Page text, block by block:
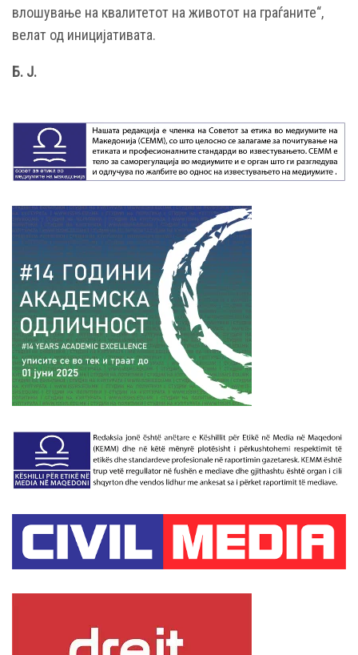
влошување на квалитетот на животот на граѓаните“,
велат од иницијативата.
Б. Ј.